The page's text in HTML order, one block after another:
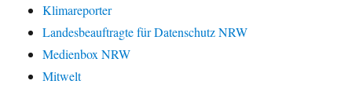
Klimareporter
Landesbeauftragte für Datenschutz NRW
Medienbox NRW
Mitwelt